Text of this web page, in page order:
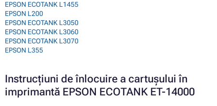
EPSON ECOTANK L1455
EPSON L200
EPSON ECOTANK L3050
EPSON ECOTANK L3060
EPSON ECOTANK L3070
EPSON L355
Instrucțiuni de înlocuire a cartușului în
imprimantă EPSON ECOTANK ET-14000